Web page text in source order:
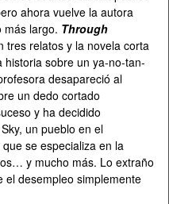
ahora vuelve la autora
más largo. Through
tres relatos y la novela corta
sobre un ya-no-tan-
desapareció al
un dedo cortado
y ha decidido
un pueblo en el
se especializa en la
y mucho más. Lo extraño
el desempleo simplemente